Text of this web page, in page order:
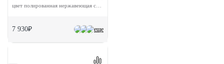
еще
7 930₽